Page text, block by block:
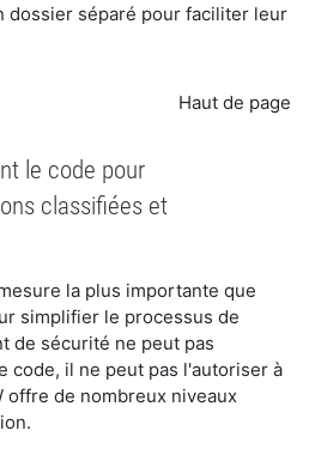
dossier séparé pour faciliter leur
Haut de page
le code pour
classifiées et
la plus importante que
simplifier le processus de
de sécurité ne peut pas
code, il ne peut pas l'autoriser à
offre de nombreux niveaux